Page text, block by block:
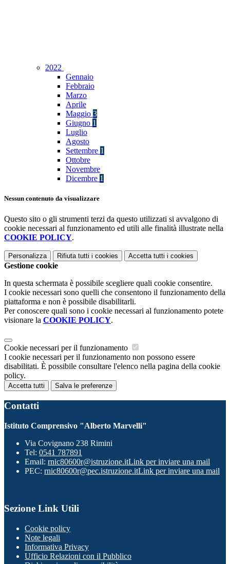
2022
Gennaio
Febbraio
Marzo
Aprile
Maggio 3
Giugno 1
Luglio
Agosto
Settembre 1
Ottobre
Novembre
Dicembre 1
Nessun contenuto da visualizzare
Questo sito o gli strumenti terzi da questo utilizzati si avvalgono di
cookie necessari al funzionamento ed utili alle finalità illustrate nella
COOKIE POLICY.
Personalizza Rifiuta tutti i cookies Accetta tutti i cookies
Gestione cookie
In questa schermata è possibile scegliere quali cookie consentire.
I cookie necessari sono quelli che consentono il funzionamento della
piattaforma e non è possibile disabilitarli.
Per conoscere quali sono i cookie necessari al funzionamento potete
visionare la COOKIE POLICY.
Cookie necessari per il funzionamento
I cookie necessari per il funzionamento non possono essere
disabilitati. È possibile consultare l'elenco nella pagina della cookie
policy.
Accetta tutti Salva le preferenze
Contatti
Istituto Comprensivo "Alberto Marvelli"
Via Covignano 238 Rimini
Tel: 0541 787891
Email: rnic80600r@istruzione.itLink per inviare una mail
PEC: rnic80600r@pec.istruzione.itLink per inviare una mail
Sezione Link Utili
Cookie policy
Note legali
Informativa Privacy
Ufficio Relazioni con il Pubblico